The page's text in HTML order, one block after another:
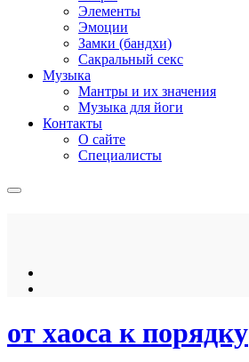
Элементы
Эмоции
Замки (бандхи)
Сакральный секс
Музыка
Мантры и их значения
Музыка для йоги
Контакты
О сайте
Специалисты
от хаоса к порядку